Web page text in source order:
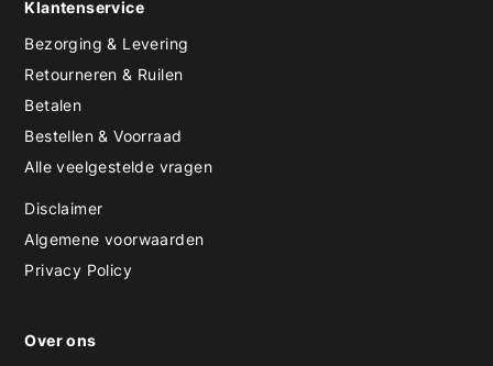
Klantenservice
Bezorging & Levering
Retourneren & Ruilen
Betalen
Bestellen & Voorraad
Alle veelgestelde vragen
Disclaimer
Algemene voorwaarden
Privacy Policy
Over ons